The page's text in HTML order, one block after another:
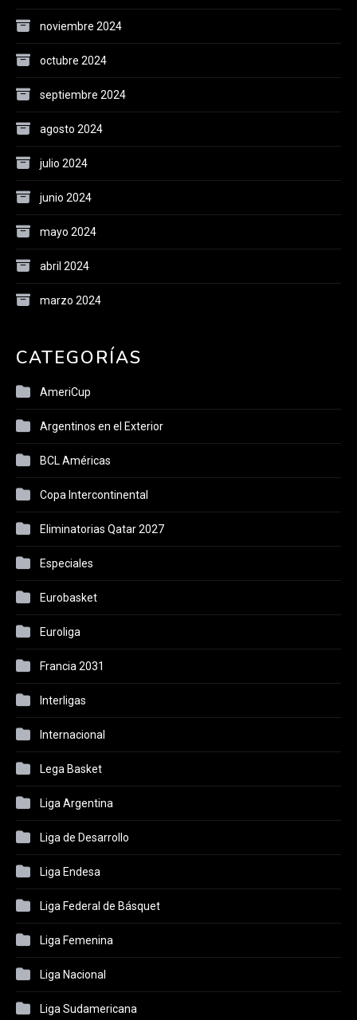
noviembre 2024
octubre 2024
septiembre 2024
agosto 2024
julio 2024
junio 2024
mayo 2024
abril 2024
marzo 2024
CATEGORÍAS
AmeriCup
Argentinos en el Exterior
BCL Américas
Copa Intercontinental
Eliminatorias Qatar 2027
Especiales
Eurobasket
Euroliga
Francia 2031
Interligas
Internacional
Lega Basket
Liga Argentina
Liga de Desarrollo
Liga Endesa
Liga Federal de Básquet
Liga Femenina
Liga Nacional
Liga Sudamericana